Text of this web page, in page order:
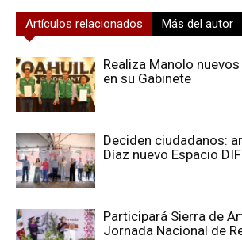
Artículos relacionados Más del autor
Realiza Manolo
en su Gabinete
Deciden ciudadanos:
Díaz nuevo Espacio
Participará Sierra de
Jornada Nacional de